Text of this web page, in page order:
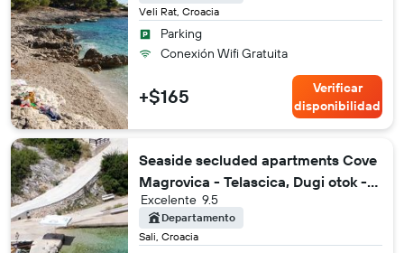
Veli Rat, Croacia
Parking
Conexión Wifi Gratuita
+$165
Verificar
disponibilidad
Seaside secluded apartments Cove
Magrovica - Telascica, Dugi otok -
8139
Sali, Croacia
9.5
Excelente
Departamento